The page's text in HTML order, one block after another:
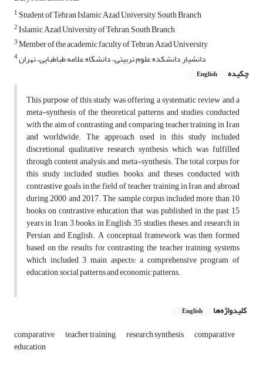
1 Student of Tehran Islamic Azad University, South Branch
2Islamic Azad University of Tehran, South Branch
3Member of the academic faculty of Tehran Azad University
4دانشیار دانشکده علوم تربیتی، دانشگاه علامه طباطبایی، تهران
چکیده
English
This purpose of this study was offering a systematic review and a
meta-synthesis of the theoretical patterns and studies conducted
with the aim of contrasting and comparing teacher training in Iran
and worldwide. The approach used in this study included
discretional qualitative research synthesis which was fulfilled
through content analysis and meta-synthesis. The total corpus for
this study included studies, books, and theses conducted with
contrastive goals in the field of teacher training in Iran and abroad
during 2000 and 2017. The sample corpus included more than 10
books on contrastive education that was published in the past 15
years in Iran, 3 books in English, 35 studies, theses, and research in
Persian and English. A conceptual framework was then formed
based on the results for contrasting the teacher training systems
which included 3 main aspects: a comprehensive program of
education, social patterns and economic patterns.
کلیدواژه‌ها English
comparative teacher training research synthesis comparative
education